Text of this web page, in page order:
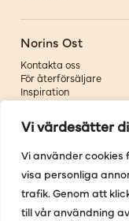
Vi värdesätter
Vi använder
visa personliga
trafik. Genom att
till vår användning
Norins Ost
Kontakta oss
För återförsäljare
Inspiration
Om oss
Följ oss
Facebook
Instagram
Youtube